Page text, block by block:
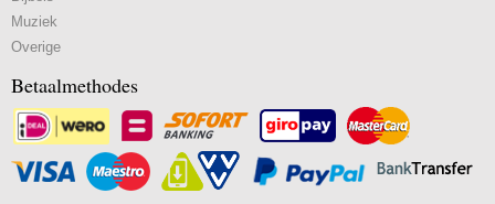
Muziek
Overige
Betaalmethodes